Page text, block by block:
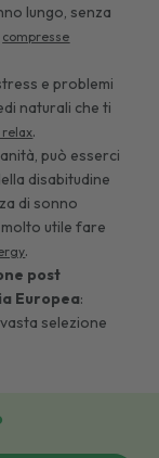
lungo, senza
compresse
e problemi
naturali che ti
relax.
può esserci
disabitudine
di sonno
utile fare
.
post
Europea:
selezione